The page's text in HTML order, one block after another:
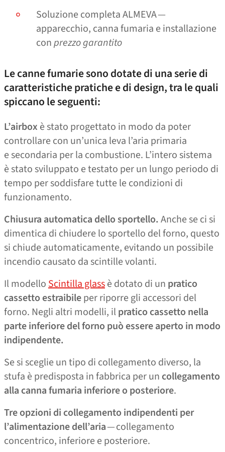
Soluzione completa ALMEVA —
apparecchio, canna fumaria e installazione
conprezzo garantito
Le canne fumarie sono dotate di una serie di
caratteristiche pratiche e di design, tra le quali
spiccano le seguenti:
L’airbox è stato progettato in modo da poter
controllare con un’unica leva l’aria primaria
e secondaria per la combustione. L’intero sistema
è stato sviluppato e testato per un lungo periodo di
tempo per soddisfare tutte le condizioni di
funzionamento.
Chiusura automatica dello sportello.Anche se ci si
dimentica di chiudere lo sportello del forno, questo
si chiude automaticamente, evitando un possibile
incendio causato da scintille volanti.
Il modelloScintilla glassè dotato di un pratico
cassetto estraibileper riporre gli accessori del
forno. Negli altri modelli, ilpratico cassetto nella
parte inferiore del forno può essere aperto in modo
indipendente.
Se si sceglie un tipo di collegamento diverso, la
stufa è predisposta in fabbrica per un collegamento
alla canna fumaria inferiore o posteriore.
Tre opzioni di collegamento indipendenti per
l’alimentazione dell’aria— collegamento
concentrico, inferiore e posteriore.